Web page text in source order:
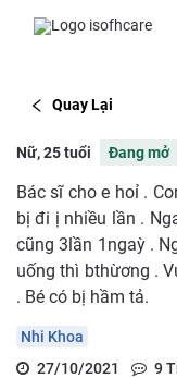
Quay Lại
Nữ, 25 tuổi Đang mở
Bác sĩ cho e hoỉ .
bị đi ị nhiều lần .
cũng 3lần 1ngaỳ .
uống thì bthừơng .
. Bé có bị hầm tả.
Nhi Khoa
27/10/2021
9